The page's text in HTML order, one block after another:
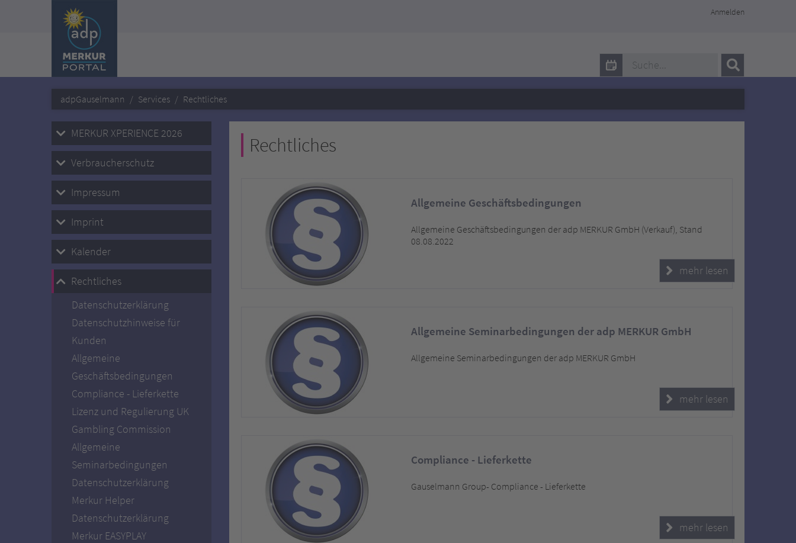
Anmelden
adp MERKUR
adpGauselmann Services Rechtliches
MERKUR XPERIENCE 2026
Verbraucherschutz
Impressum
Imprint
Kalender
Rechtliches
Datenschutzerklärung
Datenschutzhinweise für
Kunden
Allgemeine
Geschäftsbedingungen
Compliance - Lieferkette
Lizenz und Regulierung UK
Gambling Commission
Allgemeine
Seminarbedingungen
Datenschutzerklärung
Merkur Helper
Datenschutzerklärung
Merkur EASYPLAY
Rechtliches
Allgemeine Geschäftsbedingungen
Allgemeine Geschäftsbedingungen der adp MERKUR GmbH (Verkauf), Stand
08.08.2022
mehr lesen
Allgemeine Seminarbedingungen der adp MERKUR GmbH
Allgemeine Seminarbedingungen der adp MERKUR GmbH
mehr lesen
Compliance - Lieferkette
Gauselmann Group- Compliance - Lieferkette
mehr lesen